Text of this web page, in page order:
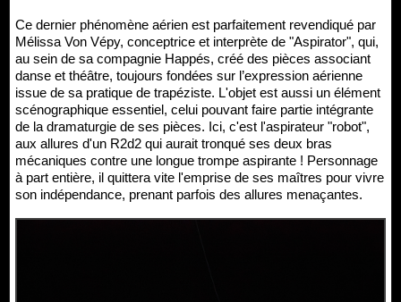
Ce dernier phénomène aérien est parfaitement revendiqué par
Mélissa Von Vépy, conceptrice et interprète de "Aspirator", qui,
au sein de sa compagnie Happés, créé des pièces associant
danse et théâtre, toujours fondées sur l’expression aérienne
issue de sa pratique de trapéziste. L'objet est aussi un élément
scénographique essentiel, celui pouvant faire partie intégrante
de la dramaturgie de ses pièces. Ici, c'est l'aspirateur "robot",
aux allures d'un R2d2 qui aurait tronqué ses deux bras
mécaniques contre une longue trompe aspirante ! Personnage
à part entière, il quittera vite l'emprise de ses maîtres pour vivre
son indépendance, prenant parfois des allures menaçantes.